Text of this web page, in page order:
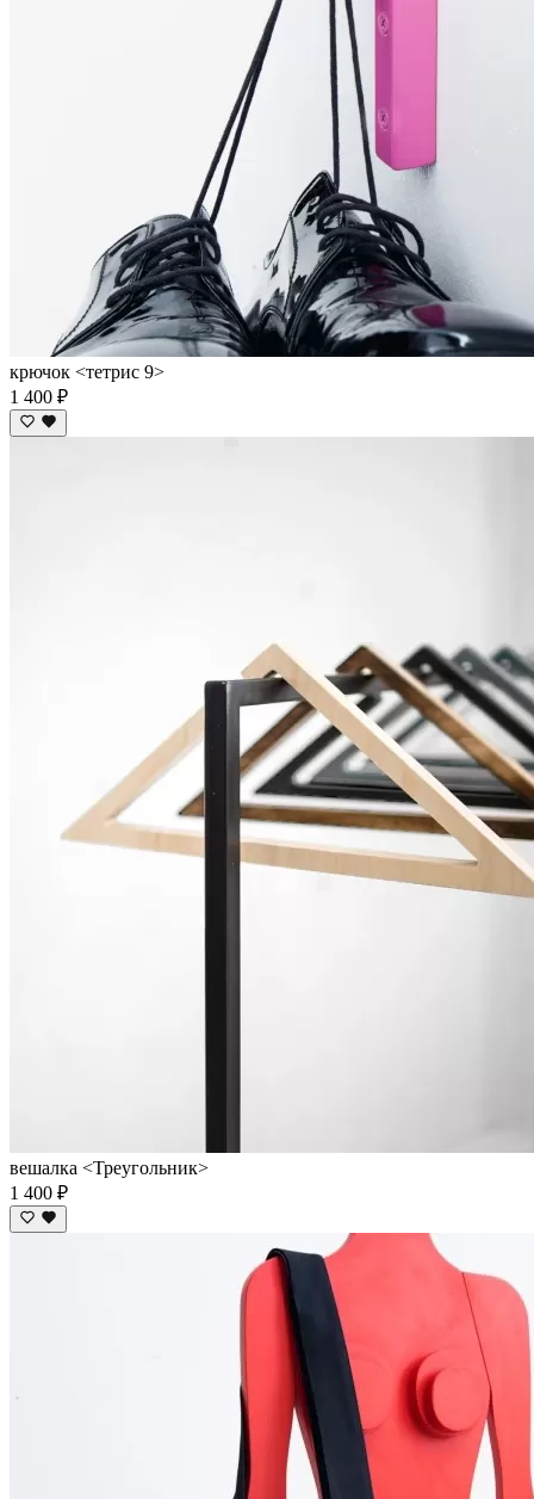
крючок <тетрис 9>
1 400 ₽
вешалка <Треугольник>
1 400 ₽